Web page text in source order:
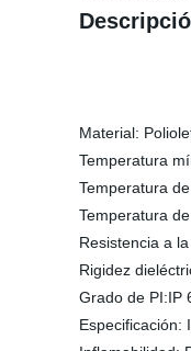
Material:
Temperatura
Temperatura
Temperatura
Resistencia a
Rigidez
Grado de PI:IP
Especificación: